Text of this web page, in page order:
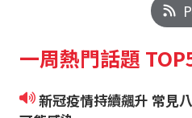
一周熱門話題
新冠疫情持續飆升 常見八大症狀 沒發燒也